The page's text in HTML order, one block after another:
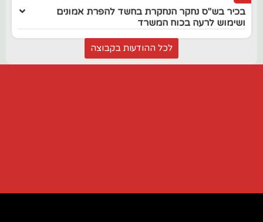
בכיר בש"ס נחקר הנחקרת בחשד להפרת אמונים
ושימוש לרעה בכוח המשרד
לכל ההודעות בקבוצה